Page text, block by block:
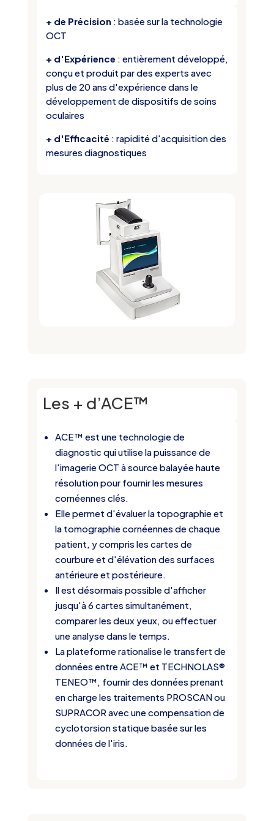
+ de Précision : basée sur la technologie
OCT
+ d'Expérience : entièrement développé,
conçu et produit par des experts avec
plus de 20 ans d'expérience dans le
développement de dispositifs de soins
oculaires
+ d'Efficacité : rapidité d'acquisition des
mesures diagnostiques
Les + d’ACE™
ACE™ est une technologie de
diagnostic qui utilise la puissance de
l'imagerie OCT à source balayée haute
résolution pour fournir les mesures
cornéennes clés.
Elle permet d'évaluer la topographie et
la tomographie cornéennes de chaque
patient, y compris les cartes de
courbure et d'élévation des surfaces
antérieure et postérieure.
Il est désormais possible d'afficher
jusqu'à 6 cartes simultanément,
comparer les deux yeux, ou effectuer
une analyse dans le temps.
La plateforme rationalise le transfert de
données entre ACE™ et TECHNOLAS®
TENEO™, fournir des données prenant
en charge les traitements PROSCAN ou
SUPRACOR avec une compensation de
cyclotorsion statique basée sur les
données de l'iris.